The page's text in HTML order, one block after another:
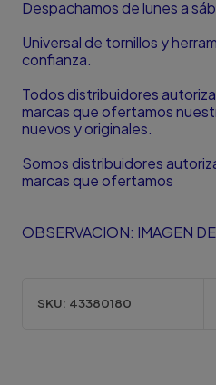
Despachamos de lunes a
Universal de tornillos y
confianza.
Todos distribuidores
marcas que ofertamos
nuevos y originales.
Somos distribuidores
marcas que ofertamos
OBSERVACION: IMAGEN
SKU: 43380180